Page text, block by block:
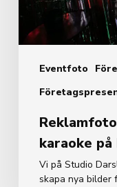
Eventfoto
karaoke på
Vi på Studio
skapa nya bilder